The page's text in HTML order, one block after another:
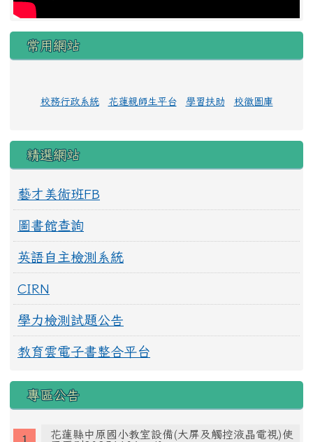
常用網站
校務行政系統 花蓮親師生平台 學習扶助 校徽圖庫
精選網站
藝才美術班FB
圖書館查詢
英語自主檢測系統
CIRN
學力檢測試題公告
教育雲電子書整合平台
專區公告
花蓮縣中原國小教室設備(大屏及觸控液晶電視)使